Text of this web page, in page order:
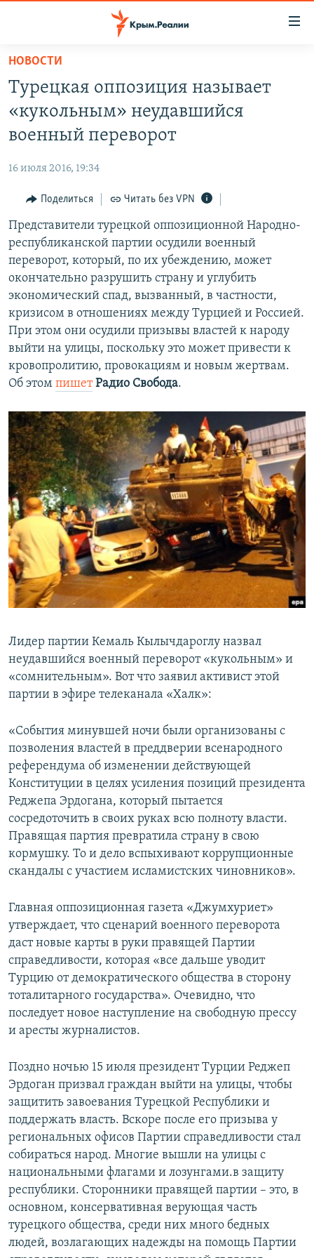
Вернуться
основному
содержанию
Вернутся
главной
Вернутся
поиску
СПЕЦПРОЕКТЫ
11 ЛЕТ ОККУПАЦИИ КРЫМА. 11 ИСТОРИЙ СОПРОТИВЛЕНИЯ
ВОДА
ЕЩЕ
ИНТЕРАКТИВ
ИНФОГРАФИКА
ТЕЛЕПРОЕКТ КРЫМ.РЕАЛИИ
СОВЕТЫ ПРАВОЗАЩИТНИКОВ
ПРОПАВШИЕ БЕЗ ВЕСТИ
ПОБЕДИТЕЛЕЙ НЕ СУДЯТ?
КРЫМ.НЕПОКОРЕННЫЙ
ELIFBE
РАДІО СВОБОДА
КАК ОБОЙТИ БЛОКИРОВКУ
Українською
ПРИСОЕДИНЯЙТЕСЬ!
Все сайты RFE/RL
НОВОСТИ
Турецкая оппозиция называет
«кукольным» неудавшийся
военный переворот
16 июля 2016, 19:34
Поделиться Читать без VPN
Представители турецкой оппозиционной Народно-
республиканской партии осудили военный
переворот, который, по их убеждению, может
окончательно разрушить страну и углубить
экономический спад, вызванный, в частности,
кризисом в отношениях между Турцией и Россией.
При этом они осудили призывы властей к народу
выйти на улицы, поскольку это может привести к
кровопролитию, провокациям и новым жертвам.
Об этом пишетРадио Свобода.
Лидер партии Кемаль Кылычдароглу назвал
неудавшийся военный переворот «кукольным» и
«сомнительным». Вот что заявил активист этой
партии в эфире телеканала «Халк»:
«События минувшей ночи были организованы с
позволения властей в преддверии всенародного
референдума об изменении действующей
Конституции в целях усиления позиций президента
Реджепа Эрдогана, который пытается
сосредоточить в своих руках всю полноту власти.
Правящая партия превратила страну в свою
кормушку. То и дело вспыхивают коррупционные
скандалы с участием исламистских чиновников».
Главная оппозиционная газета «Джумхуриет»
утверждает, что сценарий военного переворота
даст новые карты в руки правящей Партии
справедливости, которая «все дальше уводит
Турцию от демократического общества в сторону
тоталитарного государства». Очевидно, что
последует новое наступление на свободную прессу
и аресты журналистов.
Поздно ночью 15 июля президент Турции Реджеп
Эрдоган призвал граждан выйти на улицы, чтобы
защитить завоевания Турецкой Республики и
поддержать власть. Вскоре после его призыва у
региональных офисов Партии справедливости стал
собираться народ. Многие вышли на улицы с
национальными флагами и лозунгами.в защиту
республики. Сторонники правящей партии – это, в
основном, консервативная верующая часть
турецкого общества, среди них много бедных
людей, возлагающих надежды на помощь Партии